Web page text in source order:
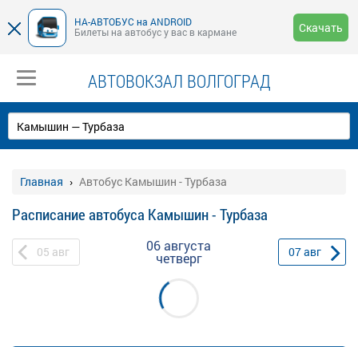
НА-АВТОБУС на ANDROID
Билеты на автобус у вас в кармане
Скачать
АВТОВОКЗАЛ ВОЛГОГРАД
Главная Автобус Камышин - Турбаза
Расписание автобуса Камышин - Турбаза
05 авг 06 августа
четверг 07авг